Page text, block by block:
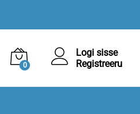
0
Logi sisse
Registreeru